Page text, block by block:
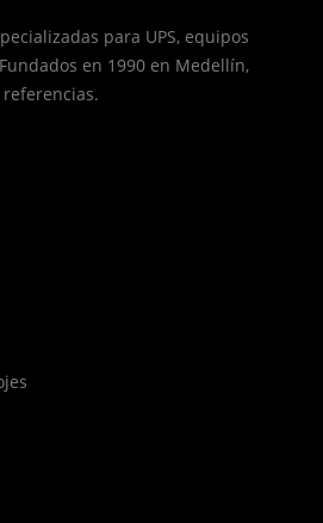
para UPS, equipos
en 1990 en Medellín,